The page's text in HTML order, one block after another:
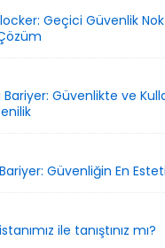
Geçici Güvenlik
Güvenlikte ve
Güvenliğin En
ile tanıştınız mı?